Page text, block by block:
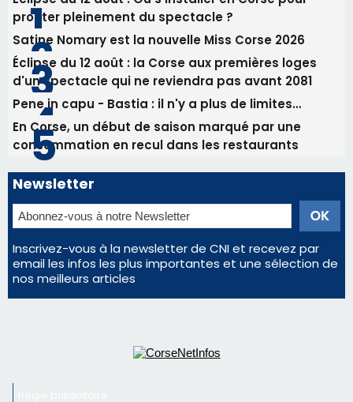
Biguglia : messe de la Sainte-Marie et
procession le 14 août
Les plus lus
Éclipse du 12 août : Où s'installer en Corse pour
profiter pleinement du spectacle ?
Satine Nomary est la nouvelle Miss Corse 2026
Éclipse du 12 août : la Corse aux premières loges
d'un spectacle qui ne reviendra pas avant 2081
Pene in capu - Bastia : il n'y a plus de limites…
En Corse, un début de saison marqué par une